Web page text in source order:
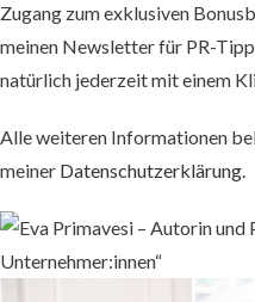
Zugang zum exklusiven
meinen Newsletter für PR-
natürlich jederzeit mit einem
Alle weiteren Informationen
meiner Datenschutzerklärung.